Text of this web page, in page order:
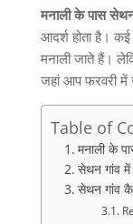
मनाली के पास
आदर्श होता है। कई
मनाली जाते हैं।
जहां आप फरवरी
Table of
मनाली के
सेथन गांव में
सेथन गांव